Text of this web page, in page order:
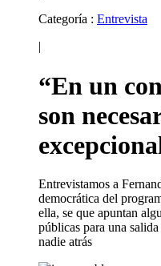
Categoría : Entrevista
|
“En un
son
Entrevistamos a
democrática del
ella, se que apuntan
públicas para una
nadie atrás